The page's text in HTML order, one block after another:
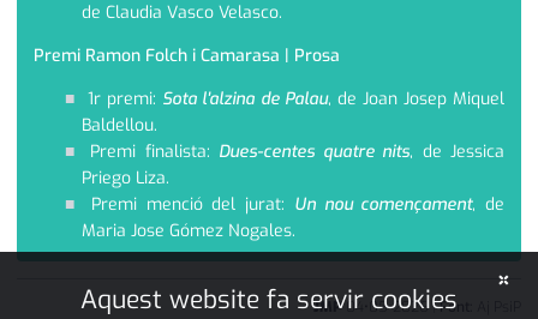
de Claudia Vasco Velasco.
Premi Ramon Folch i Camarasa | Prosa
1r premi: Sota l'alzina de Palau, de Joan Josep Miquel
Baldellou.
Premi finalista: Dues-centes quatre nits, de Jessica
Priego Liza.
Premi menció del jurat: Un nou començament, de
Maria Jose Gómez Nogales.
JMP04 05•2026|Font:
×
Aquest website fa servir cookies